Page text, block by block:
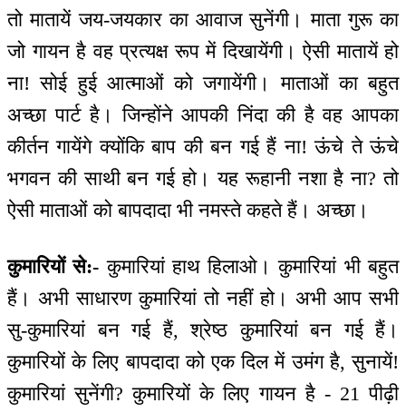
तो मातायें जय-जयकार का आवाज सुनेंगी। माता गुरू का
जो गायन है वह प्रत्यक्ष रूप में दिखायेंगी। ऐसी मातायें हो
ना! सोई हुई आत्माओं को जगायेंगी। माताओं का बहुत
अच्छा पार्ट है। जिन्होंने आपकी निंदा की है वह आपका
कीर्तन गायेंगे क्योंकि बाप की बन गई हैं ना! ऊंचे ते ऊंचे
भगवन की साथी बन गई हो। यह रूहानी नशा है ना? तो
ऐसी माताओं को बापदादा भी नमस्ते कहते हैं। अच्छा।
कुमारियों से:- कुमारियां हाथ हिलाओ। कुमारियां भी बहुत
हैं। अभी साधारण कुमारियां तो नहीं हो। अभी आप सभी
सु-कुमारियां बन गई हैं, श्रेष्ठ कुमारियां बन गई हैं।
कुमारियों के लिए बापदादा को एक दिल में उमंग है, सुनायें!
कुमारियां सुनेंगी? कुमारियों के लिए गायन है - 21 पीढ़ी